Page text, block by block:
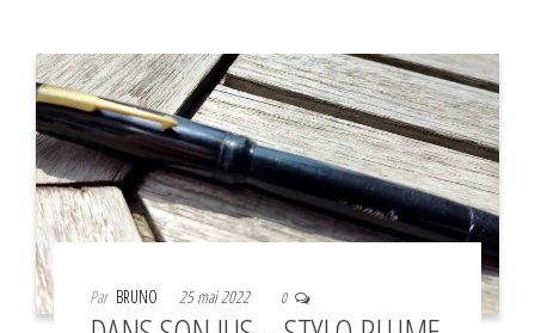
Par BRUNO 25 mai 2022 0